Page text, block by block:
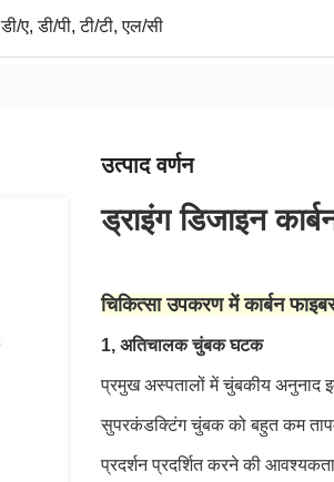
डी/ए, डी/पी, टी/टी, एल/सी
उत्पाद वर्णन
ड्राइंग डिजाइन
चिकित्सा उपकरण में कार्बन
1, अतिचालक चुंबक घटक
प्रमुख अस्पतालों में चुंबकीय अनुनाद
सुपरकंडक्टिंग चुंबक को बहुत कम
प्रदर्शन प्रदर्शित करने की